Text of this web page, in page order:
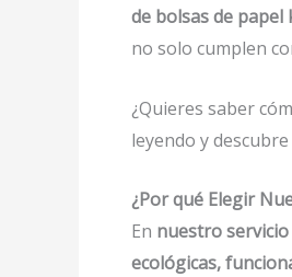
de bolsas de
no solo cumplen
¿Quieres saber
leyendo y
¿Por qué Elegir
En nuestro
ecológicas,